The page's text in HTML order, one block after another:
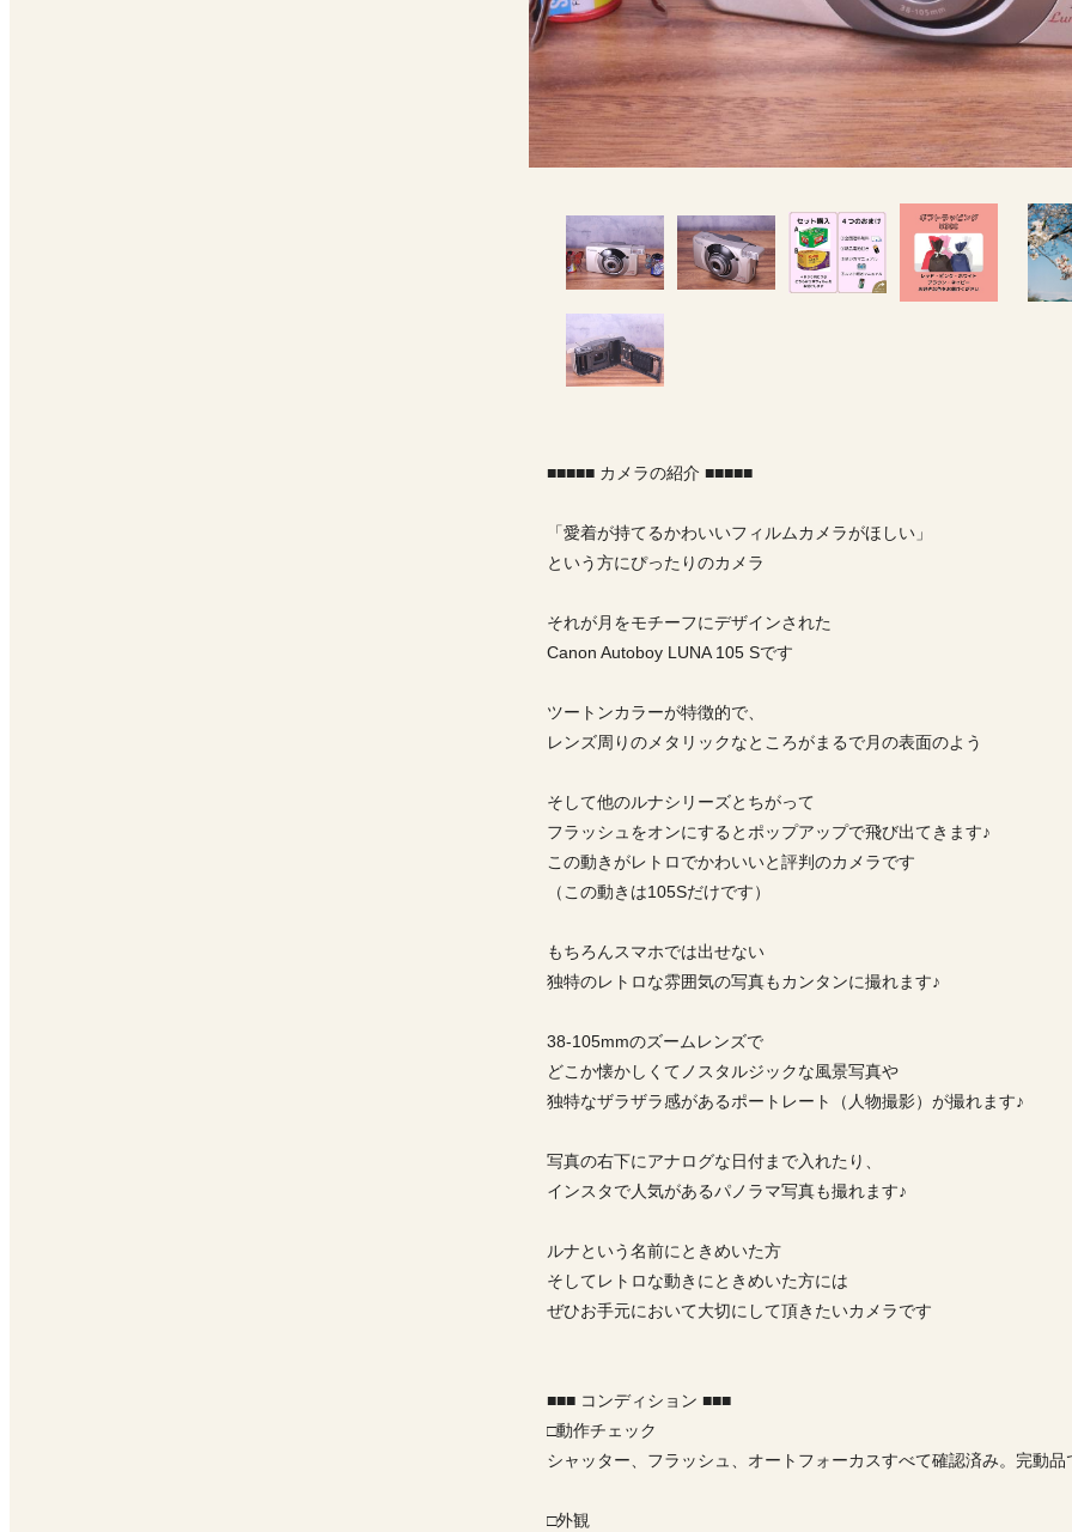
■■■■■ カメラの紹介 ■■■■■
「愛着が持てるかわいいフィルムカメラがほしい」
という方にぴったりのカメラ
それが月をモチーフにデザインされた
Canon Autoboy LUNA 105 Sです
ツートンカラーが特徴的で、
レンズ周りのメタリックなところがまるで月の表面のよう
そして他のルナシリーズとちがって
フラッシュをオンにするとポップアップで飛び出てきます♪
この動きがレトロでかわいいと評判のカメラです
（この動きは105Sだけです）
もちろんスマホでは出せない
独特のレトロな雰囲気の写真もカンタンに撮れます♪
38-105mmのズームレンズで
どこか懐かしくてノスタルジックな風景写真や
独特なザラザラ感があるポートレート（人物撮影）が撮れます♪
写真の右下にアナログな日付まで入れたり、
インスタで人気があるパノラマ写真も撮れます♪
ルナという名前にときめいた方
そしてレトロな動きにときめいた方には
ぜひお手元において大切にして頂きたいカメラです
■■■ コンディション ■■■
□動作チェック
シャッター、フラッシュ、オートフォーカスすべて確認済み。完動品
□外観